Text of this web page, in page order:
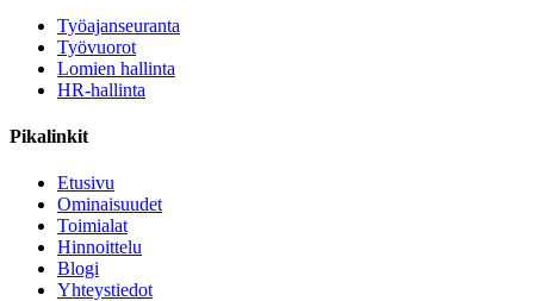
Työajanseuranta
Työvuorot
Lomien hallinta
HR-hallinta
Pikalinkit
Etusivu
Ominaisuudet
Toimialat
Hinnoittelu
Blogi
Yhteystiedot